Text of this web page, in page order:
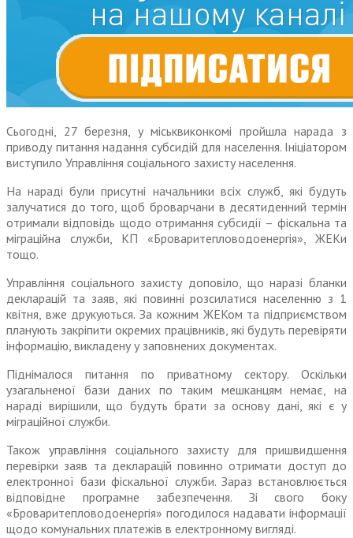
Сьогодні, 27 березня, у міськвиконкомі пройшла нарада з
приводу питання надання субсидій для населення. Ініціатором
виступило Управління соціального захисту населення.
На нараді були присутні начальники всіх служб, які будуть
залучатися до того, щоб броварчани в десятиденний термін
отримали відповідь щодо отримання субсидії – фіскальна та
міграційна служби, КП «Броваритепловодоенергія», ЖЕКи
тощо.
Управління соціального захисту доповіло, що наразі бланки
декларацій та заяв, які повинні розсилатися населенню з 1
квітня, вже друкуються. За кожним ЖЕКом та підприємством
планують закріпити окремих працівників, які будуть перевіряти
інформацію, викладену у заповнених документах.
Піднімалося питання по приватному сектору. Оскільки
узагальненої бази даних по таким мешканцям немає, на
нараді вирішили, що будуть брати за основу дані, які є у
міграційної служби.
Також управління соціального захисту для пришвидшення
перевірки заяв та декларацій повинно отримати доступ до
електронної бази фіскальної служби. Зараз встановлюється
відповідне програмне забезпечення. Зі свого боку
«Броваритепловодоенергія» погодилося надавати інформації
щодо комунальних платежів в електронному вигляді.